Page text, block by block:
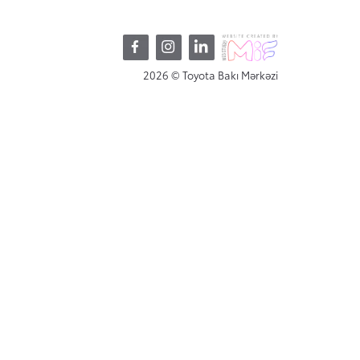
Bizimlə əlaqə
2026 © Toyota Bakı Mərkəzi